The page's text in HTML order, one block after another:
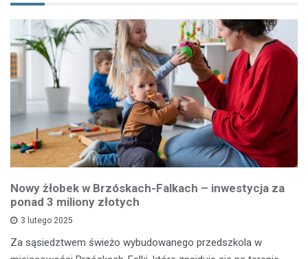
Nowy żłobek w Brzóskach-Falkach – inwestycja za
ponad 3 miliony złotych
3 lutego 2025
Za sąsiedztwem świeżo wybudowanego przedszkola w